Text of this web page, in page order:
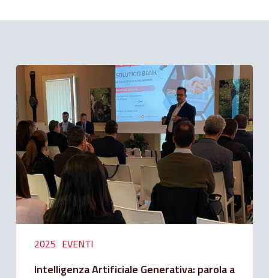
2025 EVENTI
Intelligenza
Artificiale
Generativa:
parola
a
Pharus
Intelligenza Artificiale Generativa: parola a